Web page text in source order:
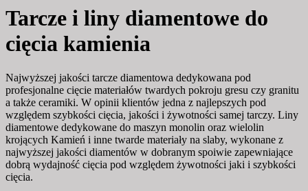
Tarcze i liny diamentowe do
cięcia kamienia
Najwyższej jakości tarcze diamentowa dedykowana pod
profesjonalne cięcie materiałów twardych pokroju gresu czy granitu
a także ceramiki. W opinii klientów jedna z najlepszych pod
względem szybkości cięcia, jakości i żywotności samej tarczy. Liny
diamentowe dedykowane do maszyn monolin oraz wielolin
krojących Kamień i inne twarde materiały na slaby, wykonane z
najwyższej jakości diamentów w dobranym spoiwie zapewniające
dobrą wydajność cięcia pod względem żywotności jaki i szybkości
cięcia.